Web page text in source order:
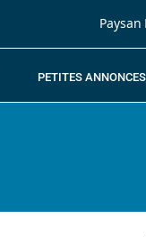
Paysan
PETITES ANNONCES